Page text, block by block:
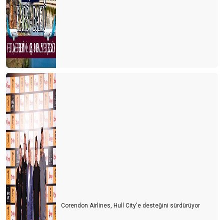
Corendon Airlines, Hull City'e desteğini sürdürüyor